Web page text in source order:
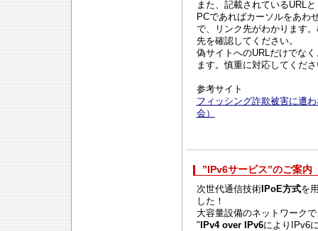
また、記載されているURL
PCであればカーソルをあわ
で、リンク先がわかります
先を確認してください。
偽サイトへのURLだけでな
ます。慎重に対応してくだ
参考サイト
フィッシング詐欺被害に遭
会）
”IPv6サービス”のご案内
次世代通信技術IPoE方式を
した！
大容量設備のネットワーク
" IPv4 over IPv6によりIPv6